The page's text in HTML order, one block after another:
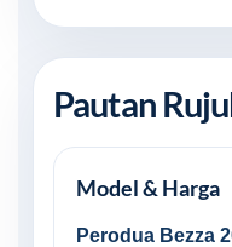
Pautan
Model & Harga
Perodua Bezza